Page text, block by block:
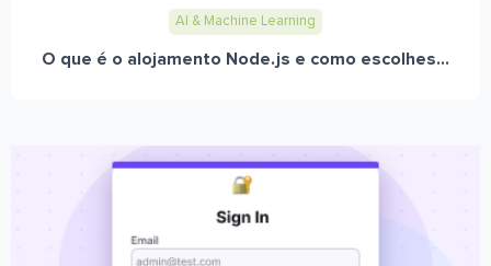
AI & Machine Learning
O que é o alojamento Node.js e como escolhes...